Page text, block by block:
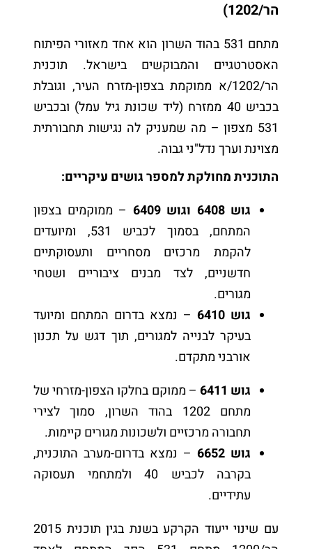
הר/1202)
מתחם 531 בהוד השרון הוא אחד מאזורי הפיתוח
האסטרטגיים והמבוקשים בישראל. תוכנית
הר/1202/א ממוקמת בצפון-מזרח העיר, וגובלת
בכביש 40 ממזרח (ליד שכונת גיל עמל) ובכביש
531 מצפון – מה שמעניק לה נגישות תחבורתית
מצוינת וערך נדל"ני גבוה.
התוכנית מחולקת למספר גושים עיקריים:
גוש 6408 וגוש 6409
– ממוקמים בצפון
המתחם, בסמוך לכביש 531, ומיועדים
להקמת מרכזים מסחריים ותעסוקתיים
חדשניים, לצד מבנים ציבוריים ושטחי
מגורים.
גוש 6410
– נמצא בדרום המתחם ומיועד
בעיקר לבנייה למגורים, תוך דגש על תכנון
אורבני מתקדם.
גוש 6411
– ממוקם בחלקו הצפון-מזרחי של
מתחם 1202 בהוד השרון, סמוך לצירי
תחבורה מרכזיים ולשכונות מגורים קיימות.
גוש 6652
– נמצא בדרום-מערב התוכנית,
בקרבה לכביש 40 ולמתחמי תעסוקה
עתידיים.
עם שינוי ייעוד הקרקע בשנת בגין תוכנית 2015